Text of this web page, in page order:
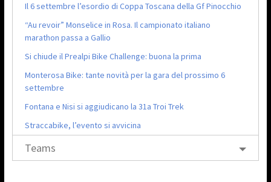
Il 6 settembre l’esordio di Coppa Toscana della Gf Pinocchio
“Au revoir” Monselice in Rosa. Il campionato italiano
marathon passa a Gallio
Si chiude il Prealpi Bike Challenge: buona la prima
Monterosa Bike: tante novità per la gara del prossimo 6
settembre
Fontana e Nisi si aggiudicano la 31a Troi Trek
Straccabike, l’evento si avvicina
Teams